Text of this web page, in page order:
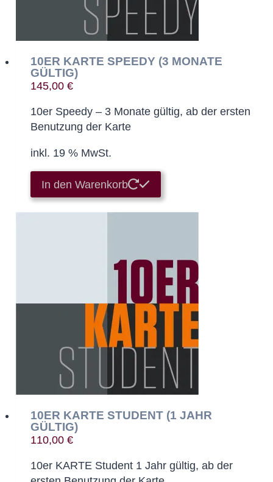
10ER KARTE SPEEDY (3 MONATE
GÜLTIG)
145,00€
10er Speedy – 3 Monate gültig, ab der ersten
Benutzung der Karte
inkl. 19 % MwSt.
In den Warenkorb
10ER KARTE STUDENT (1 JAHR
GÜLTIG)
110,00€
10er KARTE Student 1 Jahr gültig, ab der